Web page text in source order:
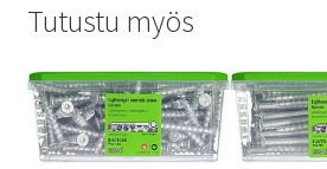
Tutustu myös